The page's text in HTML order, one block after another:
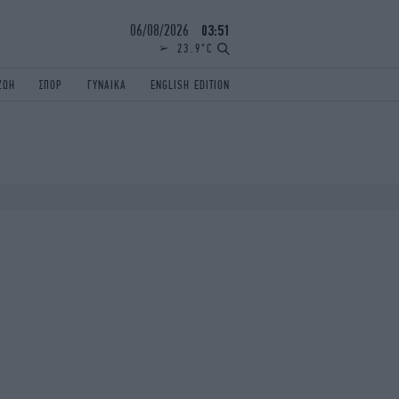
06/08/2026 03:51
23.9°C
ΣΠΟΡ ΓΥΝΑΙΚΑ ENGLISH EDITION